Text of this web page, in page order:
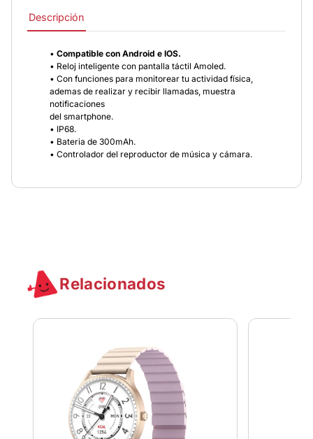
Descripción
•Compatible con Android e IOS.
• Reloj inteligente con pantalla táctil Amoled.
• Con funciones para monitorear tu actividad física,
ademas de realizar y recibir llamadas, muestra
notificaciones
del smartphone.
• IP68.
• Bateria de 300mAh.
• Controlador del reproductor de música y cámara.
Relacionados